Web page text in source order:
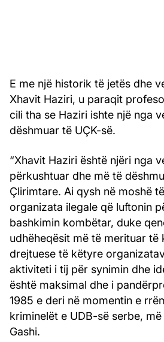
E me një historik të jetës dhe
Xhavit Haziri, u paraqit
cili tha se Haziri ishte një nga
dëshmuar të UÇK-së.
“Xhavit Haziri është njëri nga
përkushtuar dhe më të
Çlirimtare. Ai qysh në moshë
organizata ilegale që luftonin
bashkimin kombëtar, duke
udhëheqësit më të merituar
drejtuese të këtyre
aktiviteti i tij për synimin dhe
është maksimal dhe i
1985 e deri në momentin e
kriminelët e UDB-së serbe, më
Gashi.